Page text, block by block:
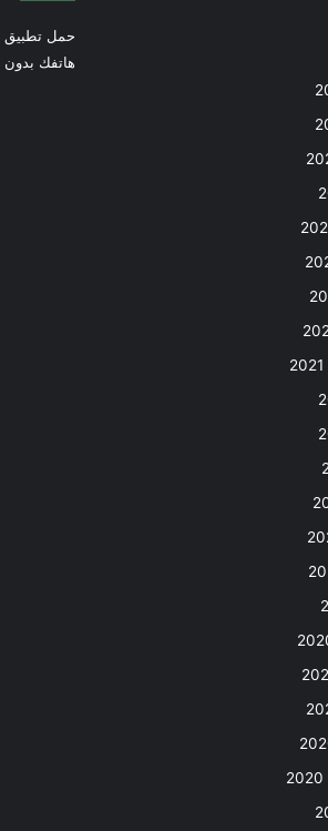
حمل تطبيق
هاتفك بدون